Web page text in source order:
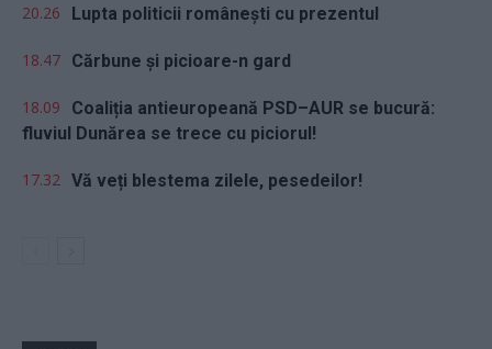
20.26 Lupta politicii românești cu prezentul
18.47 Cărbune și picioare-n gard
18.09
Coaliția antieuropeană PSD–AUR se bucură:
fluviul Dunărea se trece cu piciorul!
17.32 Vă veți blestema zilele, pesedeilor!